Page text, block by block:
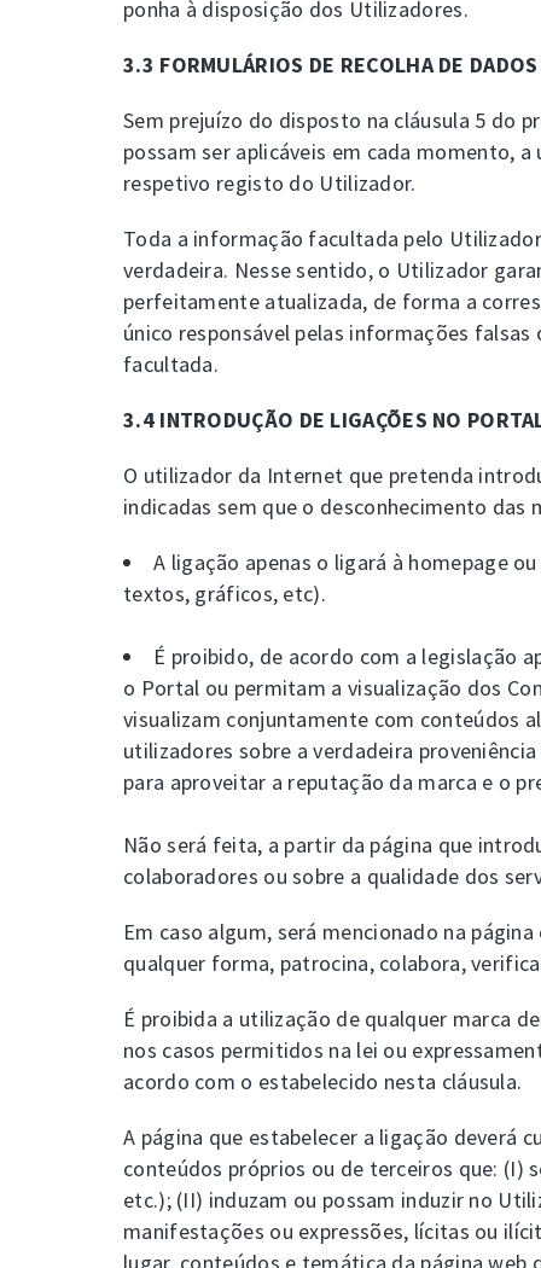
ponha à disposição dos Utilizadores.
3.3 FORMULÁRIOS DE RECOLHA DE DADOS
Sem prejuízo do disposto na cláusula 5 do
possam ser aplicáveis em cada momento,
respetivo registo do Utilizador.
Toda a informação facultada pelo
verdadeira. Nesse sentido, o Utilizador
perfeitamente atualizada, de forma a
único responsável pelas informações
facultada.
3.4 INTRODUÇÃO DE LIGAÇÕES NO
O utilizador da Internet que pretenda
indicadas sem que o desconhecimento das
A ligação apenas o ligará à homepage
textos, gráficos, etc).
É proibido, de acordo com a legislação
o Portal ou permitam a visualização dos
visualizam conjuntamente com conteúdos
utilizadores sobre a verdadeira
para aproveitar a reputação da marca e o
Não será feita, a partir da página que
colaboradores ou sobre a qualidade dos
Em caso algum, será mencionado na
qualquer forma, patrocina, colabora,
É proibida a utilização de qualquer marca
nos casos permitidos na lei ou
acordo com o estabelecido nesta cláusula.
A página que estabelecer a ligação deverá
conteúdos próprios ou de terceiros que: (I)
etc.); (II) induzam ou possam induzir no
manifestações ou expressões, lícitas ou